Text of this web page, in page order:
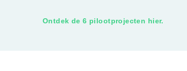
Ontdek de 6 pilootprojecten hier.